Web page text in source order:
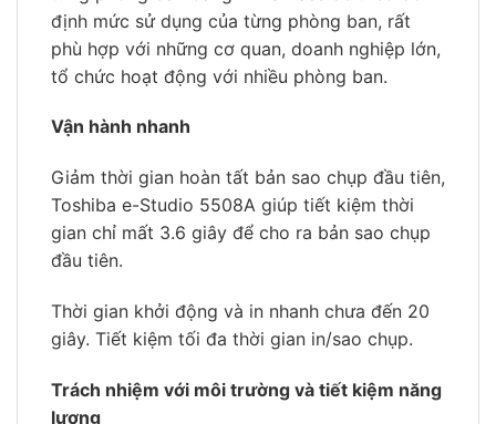
định mức sử dụng của từng phòng ban, rất
phù hợp với những cơ quan, doanh nghiệp lớn,
tổ chức hoạt động với nhiều phòng ban.
Vận hành nhanh
Giảm thời gian hoàn tất bản sao chụp đầu tiên,
Toshiba e-Studio 5508A giúp tiết kiệm thời
gian chỉ mất 3.6 giây để cho ra bản sao chụp
đầu tiên.
Thời gian khởi động và in nhanh chưa đến 20
giây. Tiết kiệm tối đa thời gian in/sao chụp.
Trách nhiệm với môi trường và tiết kiệm năng
lượng